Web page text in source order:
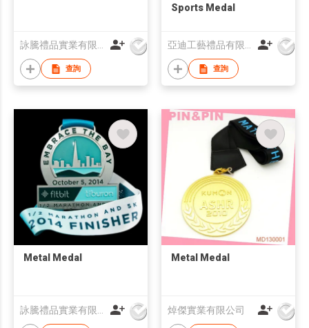
詠騰禮品實業有限公司
查詢
Sports Medal
亞迪工藝禮品有限公司
查詢
Metal Medal Metal Medal
焯傑實業有限公司